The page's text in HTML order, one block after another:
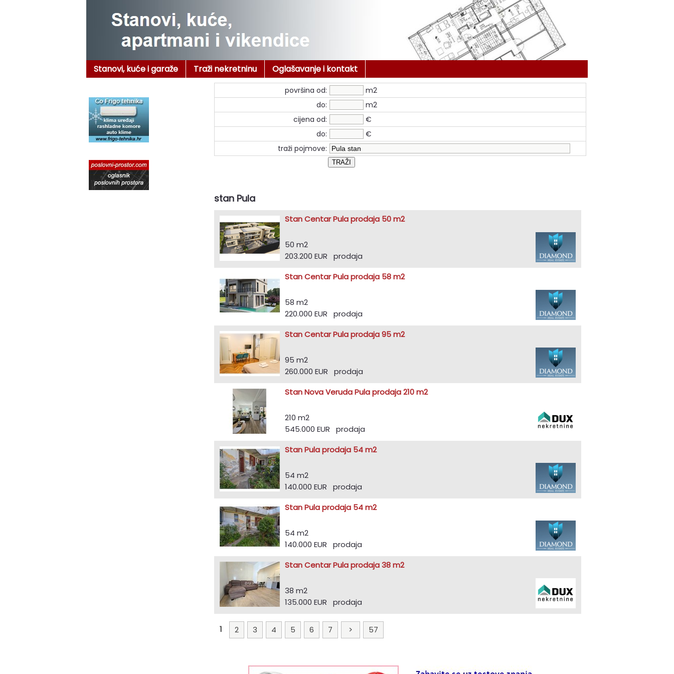
Stanovi, kuće i garaže Traži nekretninu Oglašavanje i kontakt
površina od:
m2
do:
m2
cijena od:
€
do:
€
traži pojmove:
stan Pula
Stan Centar Pula prodaja 50 m2
50 m2
203.200 EUR prodaja
Stan Centar Pula prodaja 58 m2
58 m2
220.000 EUR prodaja
Stan Centar Pula prodaja 95 m2
95 m2
260.000 EUR prodaja
Stan Nova Veruda Pula prodaja 210 m2
210 m2
545.000 EUR prodaja
Stan Pula prodaja 54 m2
54 m2
140.000 EUR prodaja
Stan Pula prodaja 54 m2
54 m2
140.000 EUR prodaja
Stan Centar Pula prodaja 38 m2
38 m2
135.000 EUR prodaja
1 2 3 4 5 6 7 > 57